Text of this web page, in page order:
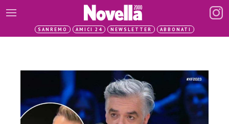
SANREMO AMICI 24 NEWSLETTER ABBONATI